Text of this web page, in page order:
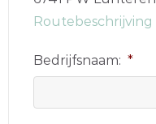
Routebeschrijving
Bedrijfsnaam: *